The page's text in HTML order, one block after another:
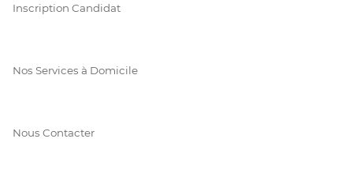
Inscription Candidat
Nos Services à Domicile
Nous Contacter